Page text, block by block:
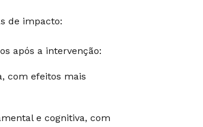
de impacto:
após a intervenção:
com efeitos mais
e cognitiva, com